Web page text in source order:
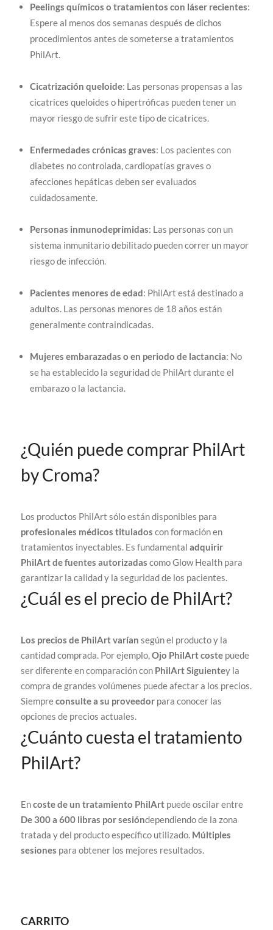
Peelings químicos o tratamientos con láser recientes:
Espere al menos dos semanas después de dichos
procedimientos antes de someterse a tratamientos
PhilArt.
Cicatrización queloide: Las personas propensas a las
cicatrices queloides o hipertróficas pueden tener un
mayor riesgo de sufrir este tipo de cicatrices.
Enfermedades crónicas graves: Los pacientes con
diabetes no controlada, cardiopatías graves o
afecciones hepáticas deben ser evaluados
cuidadosamente.
Personas inmunodeprimidas: Las personas con un
sistema inmunitario debilitado pueden correr un mayor
riesgo de infección.
Pacientes menores de edad: PhilArt está destinado a
adultos. Las personas menores de 18 años están
generalmente contraindicadas.
Mujeres embarazadas o en periodo de lactancia: No
se ha establecido la seguridad de PhilArt durante el
embarazo o la lactancia.
¿Quién puede comprar PhilArt
by Croma?
Los productos PhilArt sólo están disponibles para
profesionales médicos titulados con formación en
tratamientos inyectables. Es fundamentaladquirir
PhilArt de fuentes autorizadas como Glow Health para
garantizar la calidad y la seguridad de los pacientes.
¿Cuál es el precio de PhilArt?
Los precios de PhilArt varían según el producto y la
cantidad comprada. Por ejemplo,Ojo PhilArtcoste puede
ser diferente en comparación con PhilArt Siguientey la
compra de grandes volúmenes puede afectar a los precios.
Siempreconsulte a su proveedor para conocer las
opciones de precios actuales.
¿Cuánto cuesta el tratamiento
PhilArt?
Encoste de un tratamiento PhilArt puede oscilar entre
De 300 a 600 libras por sesióndependiendo de la zona
tratada y del producto específico utilizado. Múltiples
sesiones para obtener los mejores resultados.
CARRITO